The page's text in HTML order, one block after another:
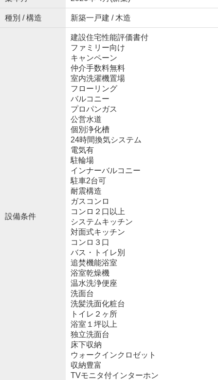
種別 / 構造 新築一戸建 / 木造
設備条件
建設住宅性能評価書付
ファミリー向け
キャンペーン
仲介手数料無料
室内洗濯機置場
フローリング
バルコニー
プロパンガス
公営水道
個別浄化槽
24時間換気システム
電気有
駐輪場
インナーバルコニー
駐車2台可
耐震構造
ガスコンロ
コンロ２口以上
システムキッチン
対面式キッチン
コンロ３口
バス・トイレ別
追焚機能浴室
浴室乾燥機
温水洗浄便座
洗面台
洗髪洗面化粧台
トイレ２ヶ所
浴室１坪以上
独立洗面台
床下収納
ウォークインクロゼット
収納豊富
TVモニタ付インターホン